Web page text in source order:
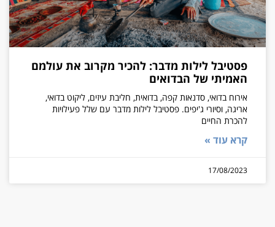
פסטיבל לילות מדבר: להכיר מקרוב את עולמם
האמיתי של הבדואים
אירוח בדואי, סדנאות קפה, בדואית, חליבת עיזים, ליקוט בדואי,
אריגה, וסיורי ג'יפים. פסטיבל לילות מדבר עם שלל פעילויות
להכרת החיים
קרא עוד »
17/08/2023